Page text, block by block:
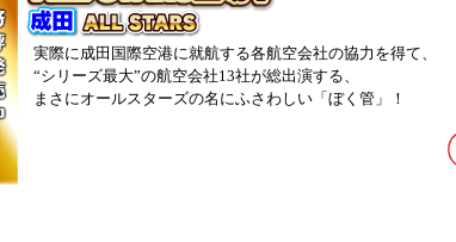
ザーサイトを公開しました。 登場航空会社3社、JALグループ、中
実際に成田国際空港に就航する各航空会社の協力を得て、
“シリーズ最大”の航空会社13社が総出演する、
まさにオールスターズの名にふさわしい「ぼく管」！